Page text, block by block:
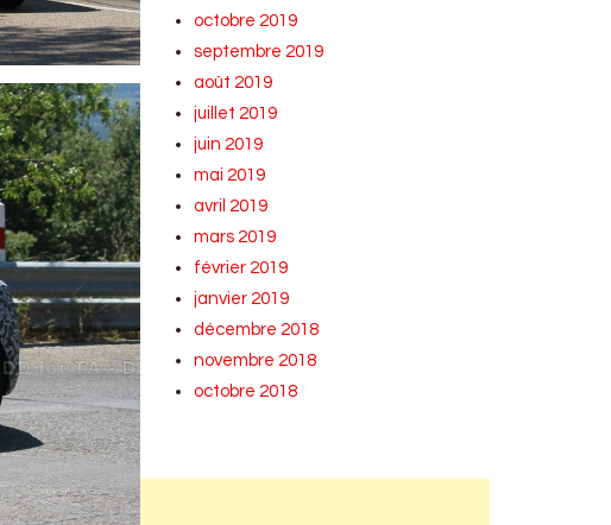
octobre 2019
septembre 2019
août 2019
juillet 2019
juin 2019
mai 2019
avril 2019
mars 2019
février 2019
janvier 2019
décembre 2018
novembre 2018
octobre 2018